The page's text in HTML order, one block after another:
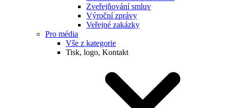
Zveřejňování smluv
Výroční zprávy
Veřejné zakázky
Pro média
Vše z kategorie
Tisk, logo, Kontakt